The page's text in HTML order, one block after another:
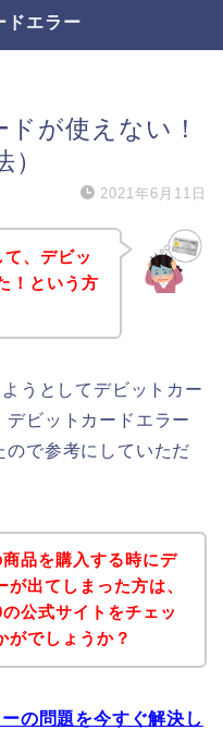
ドエラー
が使えない！
2021年6月11日
、デビッ
！という方
うとしてデビットカー
デビットカードエラー
ので参考にしていただ
品を購入する時にデ
が出てしまった方は、
公式サイトをチェッ
がでしょうか？
の問題を今すぐ解決し